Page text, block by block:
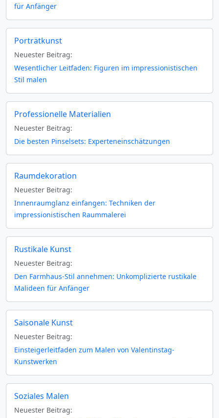
für Anfänger
Porträtkunst
Neuester Beitrag:
Wesentlicher Leitfaden: Figuren im impressionistischen
Stil malen
Professionelle Materialien
Neuester Beitrag:
Die besten Pinselsets: Experteneinschätzungen
Raumdekoration
Neuester Beitrag:
Innenraumglanz einfangen: Techniken der
impressionistischen Raummalerei
Rustikale Kunst
Neuester Beitrag:
Den Farmhaus-Stil annehmen: Unkomplizierte rustikale
Malideen für Anfänger
Saisonale Kunst
Neuester Beitrag:
Einsteigerleitfaden zum Malen von Valentinstag-
Kunstwerken
Soziales Malen
Neuester Beitrag: